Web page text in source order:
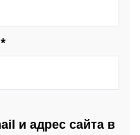
*
и адрес сайта в